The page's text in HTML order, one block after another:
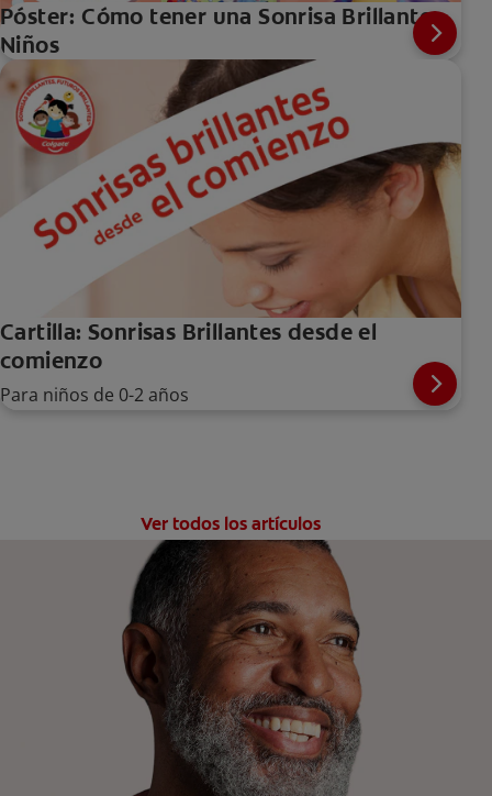
Póster: Cómo tener una Sonrisa Brillante -
Niños
Cartilla: Sonrisas Brillantes desde el
comienzo
Para niños de 0-2 años
Ver todos los artículos